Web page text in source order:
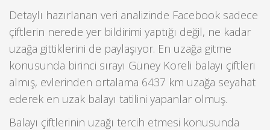
Detaylı hazırlanan veri analizinde Facebook sadece
çiftlerin nerede yer bildirimi yaptığı değil, ne kadar
uzağa gittiklerini de paylaşıyor. En uzağa gitme
konusunda birinci sırayı Güney Koreli balayı çiftleri
almış, evlerinden ortalama 6437 km uzağa seyahat
ederek en uzak balayı tatilini yapanlar olmuş.
Balayı çiftlerinin uzağı tercih etmesi konusunda